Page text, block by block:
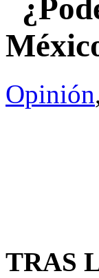
Opinión
TRAS